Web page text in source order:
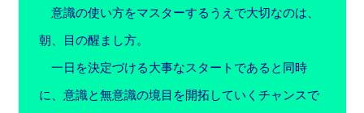
意識の使い方をマスターするうえで大切なのは、
朝、目の醒まし方。
一日を決定づける大事なスタートであると同時
に、意識と無意識の境目を開拓していくチャンスで